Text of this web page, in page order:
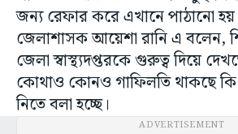
জন্য রেফার করে এখানে পাঠানো
জেলাশাসক আয়েশা রানি এ বলেন,
জেলা স্বাস্থ্যদপ্তরকে গুরুত্ব দিয়ে
কোথাও কোনও গাফিলতি থাকছে
নিতে বলা হচ্ছে।
ADVERTISEMENT